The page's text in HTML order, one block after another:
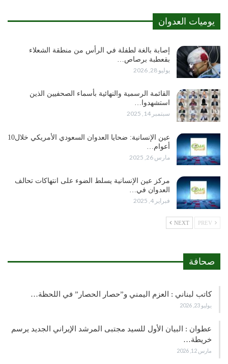
يوميات العدوان
إصابة بالغة لطفلة في الرأس من منطقة الشعلاء
بقعطبة برصاص…
يوليو 28, 2026
القائمة الرسمية والنهائية بأسماء الصحفيين الذين
استشهدوا…
سبتمبر 14, 2025
عين الإنسانية: ضحايا العدوان السعودي الأمريكي خلال10
أعوام…
مارس 26, 2025
مركز عين الإنسانية يسلط الضوء على انتهاكات تحالف
العدوان في…
فبراير 4, 2025
NEXT
صحافة
كاتب لبناني : العزم اليمني و”حصار الحصار” في اللحظة…
يوليو 23, 2026
عطوان : البيان الأول للسيد مجتبى المرشد الإيراني الجديد يرسم
خريطة…
مارس 12, 2026